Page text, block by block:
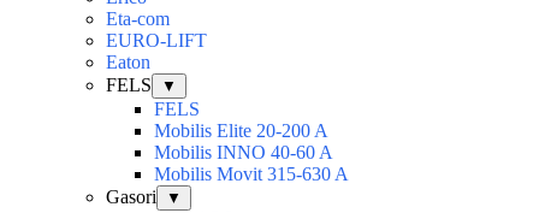
Eta-com
EURO-LIFT
Eaton
FELS
▼
FELS
Mobilis Elite 20-200 A
Mobilis INNO 40-60 A
Mobilis Movit 315-630 A
Gasori
▼